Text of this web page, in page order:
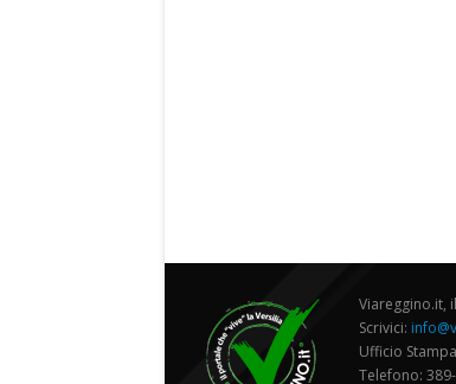
Viareggino.it,
Scrivici:
Ufficio
Telefono: